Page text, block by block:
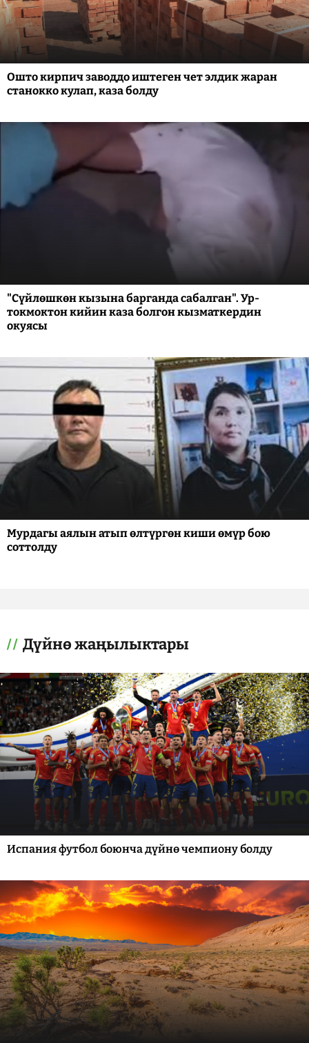
Ошто кирпич заводдо иштеген чет элдик жаран
станокко кулап, каза болду
"Сүйлөшкөн кызына барганда сабалган". Ур-
токмоктон кийин каза болгон кызматкердин
окуясы
Мурдагы аялын атып өлтүргөн киши өмүр бою
соттолду
Дүйнө жаңылыктары
Испания футбол боюнча дүйнө чемпиону болду